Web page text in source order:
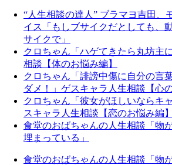
“人生相談の達人” ブラマヨ吉田、
イス「もしブサイクだとしても、
サイクで」
クロちゃん「ハゲてきたら丸坊主
相談【体のお悩み編】
クロちゃん「誹謗中傷に自分の言
ダメ！」ゲスキャラ人生相談【心
クロちゃん「彼女がほしいならキ
スキャラ人生相談【恋のお悩み編】
食堂のおばちゃんの人生相談「物
埋まっている」
食堂のおばちゃんの人生相談「物